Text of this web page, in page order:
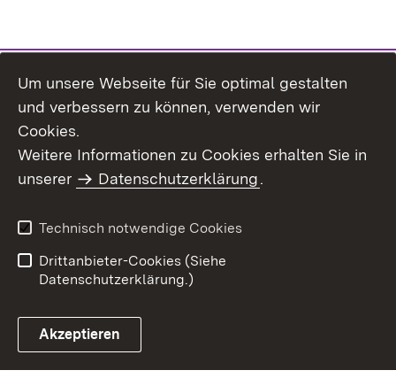
Benutzungshinweise
Erklärung zur
Um unsere Webseite für Sie optimal gestalten
und verbessern zu können, verwenden wir
Cookies.
Weitere Informationen zu Cookies erhalten Sie in
unserer
Datenschutzerklärung.
Technisch notwendige Cookies
Drittanbieter-Cookies (Siehe
Datenschutzerklärung.)
Akzeptieren